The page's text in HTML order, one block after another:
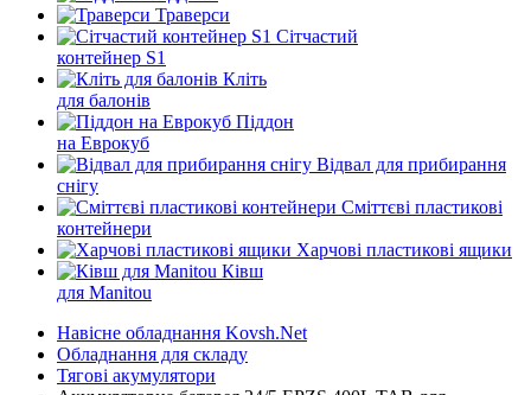
Траверси
Сітчастий
контейнер S1
Кліть
для балонів
Піддон
на Еврокуб
Відвал для прибирання
снігу
Cміттєві пластикові
контейнери
Харчові пластикові ящики
Ківш
для Manitou
Навісне обладнання Kovsh.Net
Обладнання для складу
Тягові акумулятори